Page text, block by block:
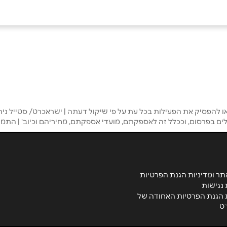
אימייל*
את הפעילות בכל עת על פי שיקול דעתה | ישראכרט/ סטייל
בפרסום, וככלל זה לאספקתם, מועדי אספקתם, מחיריהם וכיוב' |
ומדיניות הגנת הפרטיות
הגנת הפרטיות האחודה של